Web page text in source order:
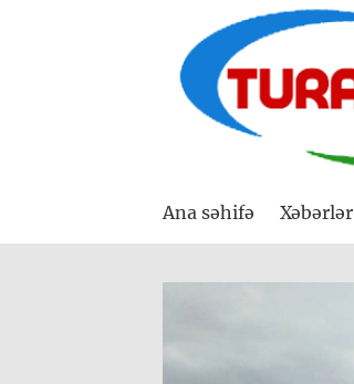
Ana səhifə Xəbərlər